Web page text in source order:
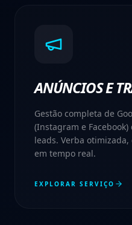
ANÚNCIOS E
Gestão completa de
(Instagram e
leads. Verba
em tempo real.
EXPLORAR SERVIÇO